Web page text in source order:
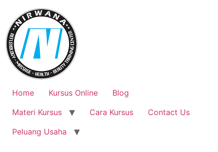
content
Home Kursus Online
Blog
Materi Kursus
Cara Kursus
Contact Us
Peluang Usaha